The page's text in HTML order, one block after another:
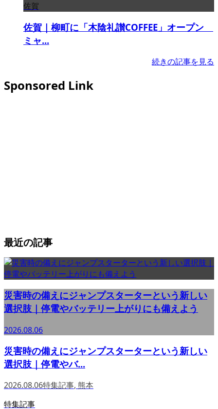
佐賀
佐賀｜柳町に「木陰礼讃COFFEE」オープン
ミャ...
続きの記事を見る
Sponsored Link
最近の記事
災害時の備えにジャンプスターターという新しい
選択肢｜停電やバッテリー上がりにも備えよう
2026.08.06
災害時の備えにジャンプスターターという新しい
選択肢｜停電やバ...
2026.08.06特集記事, 熊本
特集記事